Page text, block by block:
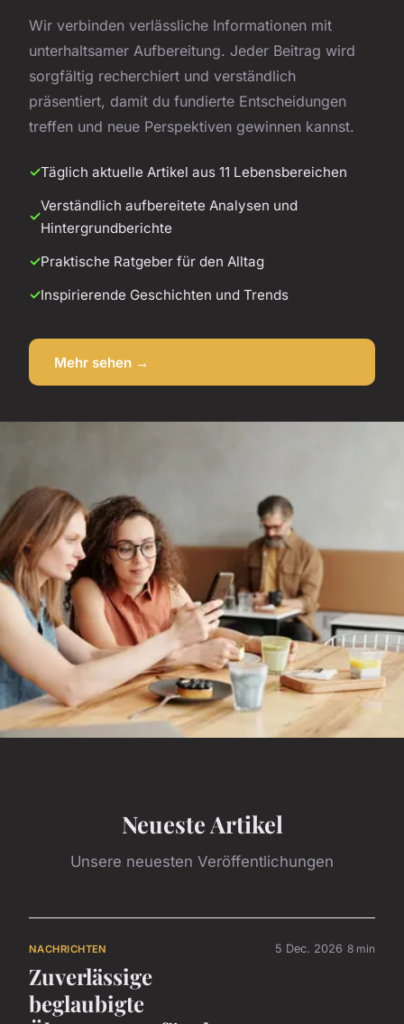
Wir verbinden verlässliche Informationen mit
unterhaltsamer Aufbereitung. Jeder Beitrag wird
sorgfältig recherchiert und verständlich
präsentiert, damit du fundierte Entscheidungen
treffen und neue Perspektiven gewinnen kannst.
Täglich aktuelle Artikel aus 11 Lebensbereichen
Verständlich aufbereitete Analysen und
Hintergrundberichte
Praktische Ratgeber für den Alltag
Inspirierende Geschichten und Trends
Mehr sehen →
Neueste Artikel
Unsere neuesten Veröffentlichungen
NACHRICHTEN
Zuverlässige
beglaubigte
5 Dec. 2026 8 min